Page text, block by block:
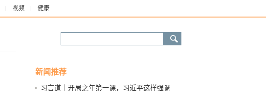
视频 健康
新闻推荐
习言道｜开局之年第一课，习近平这样强调